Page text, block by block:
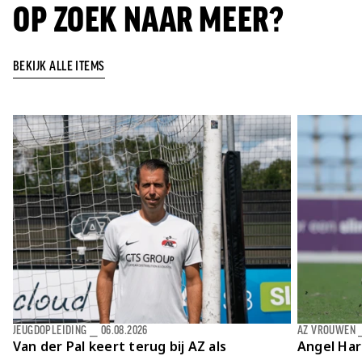
OP ZOEK NAAR MEER?
BEKIJK ALLE ITEMS
Van der Pal keert terug bij AZ als
JEUGDOPLEIDING 06.08.2026
Angel
AZ VROUWEN